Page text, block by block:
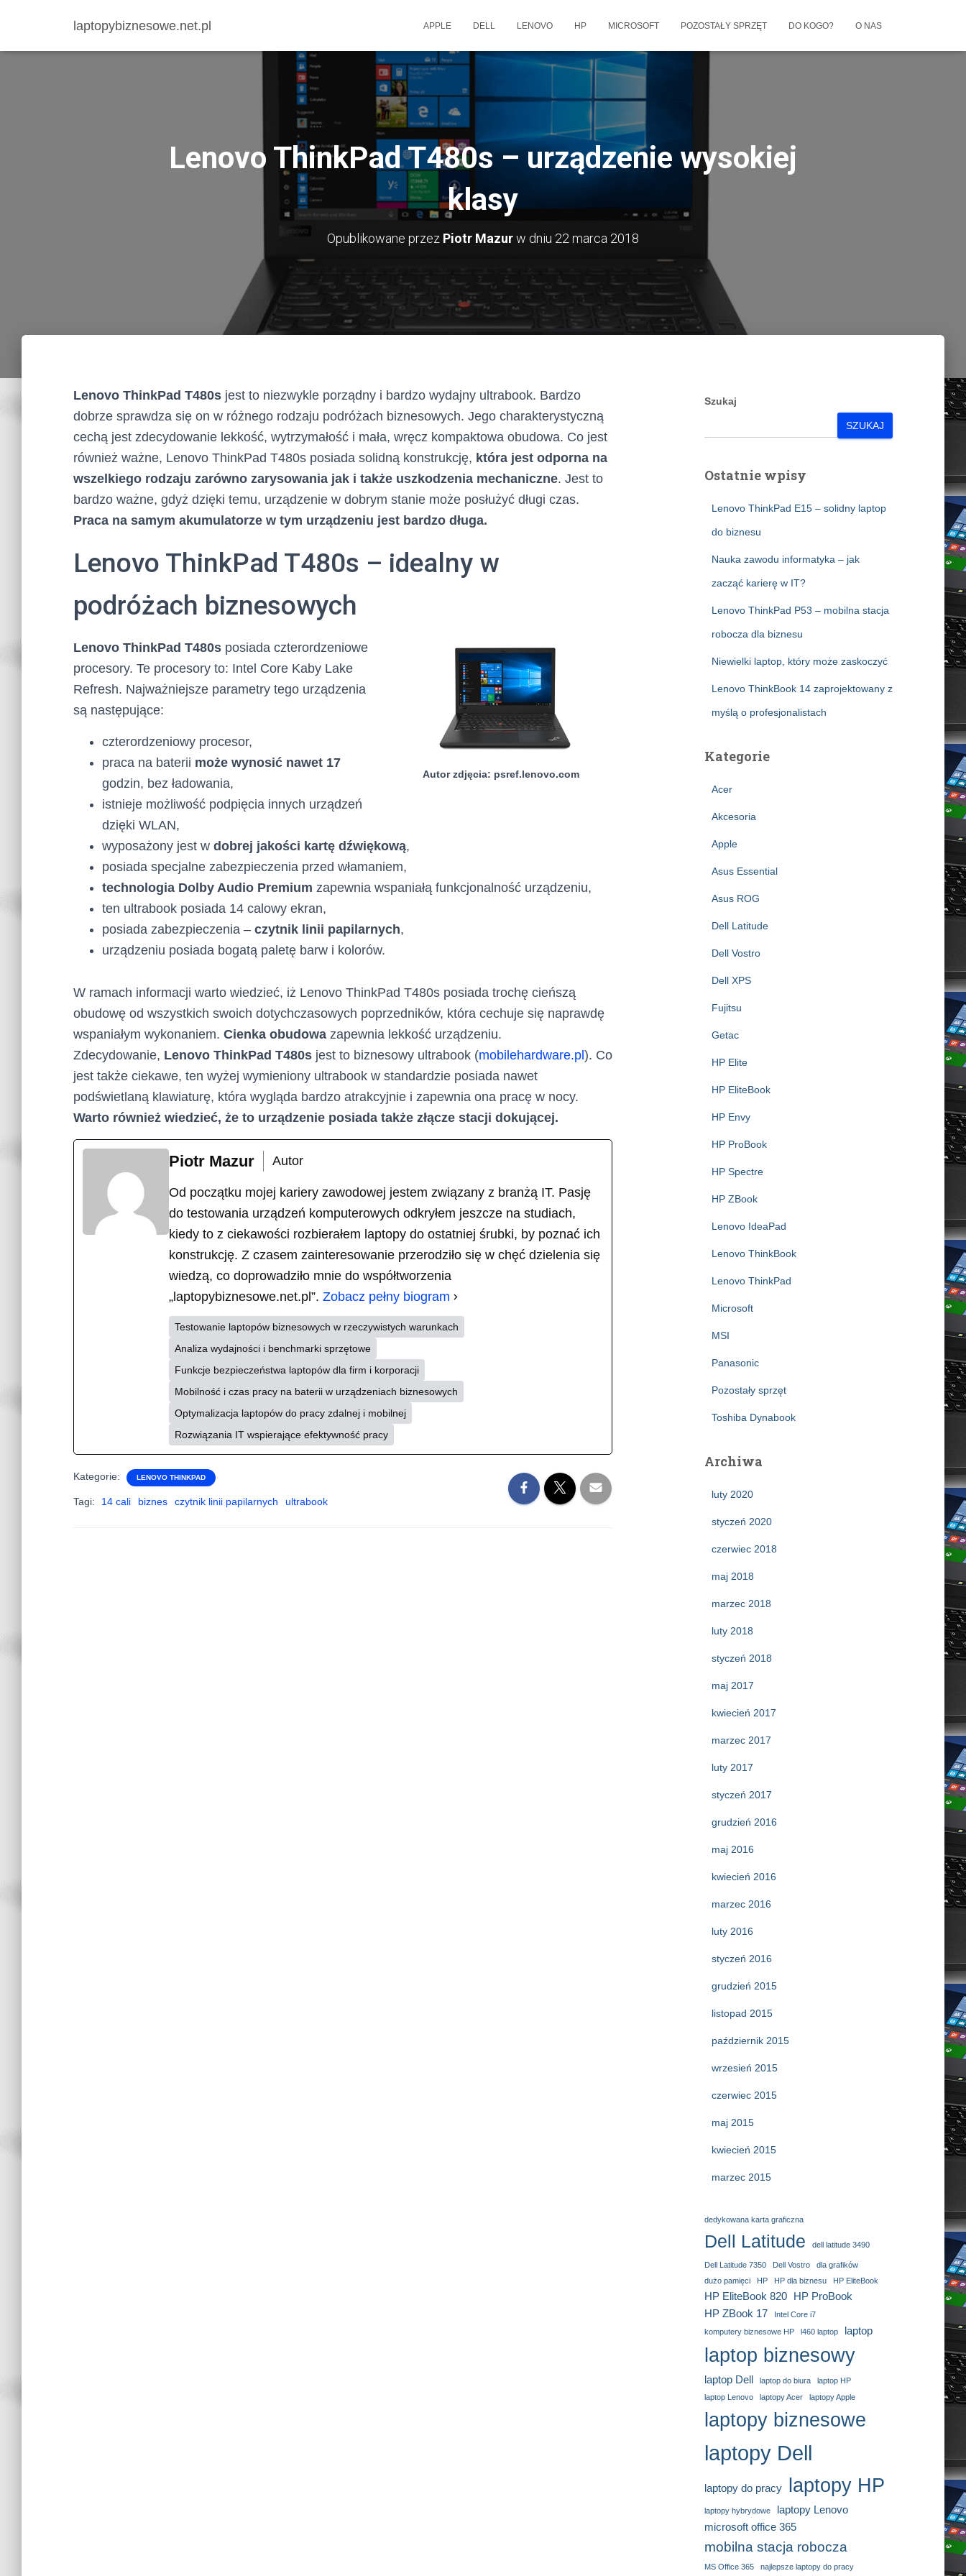
laptopybiznesowe.net.pl APPLE DELL LENOVO HP MICROSOFT POZOSTAŁY SPRZĘT DO KOGO? O NAS
Lenovo ThinkPad T480s – urządzenie wysokiej
klasy
Opublikowane przez Piotr Mazurw dniu 22 marca 2018
Lenovo ThinkPad T480s jest to niezwykle porządny i bardzo wydajny ultrabook. Bardzo
dobrze sprawdza się on w różnego rodzaju podróżach biznesowych. Jego charakterystyczną
cechą jest zdecydowanie lekkość, wytrzymałość i mała, wręcz kompaktowa obudowa. Co jest
również ważne, Lenovo ThinkPad T480s posiada solidną konstrukcję, która jest odporna na
wszelkiego rodzaju zarówno zarysowania jak i także uszkodzenia mechaniczne. Jest to
bardzo ważne, gdyż dzięki temu, urządzenie w dobrym stanie może posłużyć długi czas.
Praca na samym akumulatorze w tym urządzeniu jest bardzo długa.
Lenovo ThinkPad T480s – idealny w
podróżach biznesowych
Autor zdjęcia: psref.lenovo.com
Lenovo ThinkPad T480s posiada czterordzeniowe
procesory. Te procesory to: Intel Core Kaby Lake
Refresh. Najważniejsze parametry tego urządzenia
są następujące:
czterordzeniowy procesor,
praca na baterii może wynosić nawet 17
godzin, bez ładowania,
istnieje możliwość podpięcia innych urządzeń
dzięki WLAN,
wyposażony jest w dobrej jakości kartę dźwiękową,
posiada specjalne zabezpieczenia przed włamaniem,
technologia Dolby Audio Premium zapewnia wspaniałą funkcjonalność urządzeniu,
ten ultrabook posiada 14 calowy ekran,
posiada zabezpieczenia – czytnik linii papilarnych,
urządzeniu posiada bogatą paletę barw i kolorów.
W ramach informacji warto wiedzieć, iż Lenovo ThinkPad T480s posiada trochę cieńszą
obudowę od wszystkich swoich dotychczasowych poprzedników, która cechuje się naprawdę
wspaniałym wykonaniem. Cienka obudowa zapewnia lekkość urządzeniu.
Zdecydowanie, Lenovo ThinkPad T480s jest to biznesowy ultrabook (mobilehardware.pl ). Co
jest także ciekawe, ten wyżej wymieniony ultrabook w standardzie posiada nawet
podświetlaną klawiaturę, która wygląda bardzo atrakcyjnie i zapewnia ona pracę w nocy.
Warto również wiedzieć, że to urządzenie posiada także złącze stacji dokującej.
Piotr Mazur Autor
Od początku mojej kariery zawodowej jestem związany z branżą IT. Pasję
do testowania urządzeń komputerowych odkryłem jeszcze na studiach,
kiedy to z ciekawości rozbierałem laptopy do ostatniej śrubki, by poznać ich
konstrukcję. Z czasem zainteresowanie przerodziło się w chęć dzielenia się
wiedzą, co doprowadziło mnie do współtworzenia
„laptopybiznesowe.net.pl”. Zobacz pełny biogram
Testowanie laptopów biznesowych w rzeczywistych warunkach
Analiza wydajności i benchmarki sprzętowe
Funkcje bezpieczeństwa laptopów dla firm i korporacji
Mobilność i czas pracy na baterii w urządzeniach biznesowych
Optymalizacja laptopów do pracy zdalnej i mobilnej
Rozwiązania IT wspierające efektywność pracy
Kategorie: LENOVO THINKPAD
Tagi: 14 cali biznes czytnik linii papilarnych ultrabook
Szukaj
SZUKAJ
Ostatnie wpisy
Lenovo ThinkPad E15 – solidny laptop
do biznesu
Nauka zawodu informatyka – jak
zacząć karierę w IT?
Lenovo ThinkPad P53 – mobilna stacja
robocza dla biznesu
Niewielki laptop, który może zaskoczyć
Lenovo ThinkBook 14 zaprojektowany z
myślą o profesjonalistach
Kategorie
Acer
Akcesoria
Apple
Asus Essential
Asus ROG
Dell Latitude
Dell Vostro
Dell XPS
Fujitsu
Getac
HP Elite
HP EliteBook
HP Envy
HP ProBook
HP Spectre
HP ZBook
Lenovo IdeaPad
Lenovo ThinkBook
Lenovo ThinkPad
Microsoft
MSI
Panasonic
Pozostały sprzęt
Toshiba Dynabook
Archiwa
luty 2020
styczeń 2020
czerwiec 2018
maj 2018
marzec 2018
luty 2018
styczeń 2018
maj 2017
kwiecień 2017
marzec 2017
luty 2017
styczeń 2017
grudzień 2016
maj 2016
kwiecień 2016
marzec 2016
luty 2016
styczeń 2016
grudzień 2015
listopad 2015
październik 2015
wrzesień 2015
czerwiec 2015
maj 2015
kwiecień 2015
marzec 2015
dedykowana karta graficzna
Dell Latitude dell latitude 3490
Dell Latitude 7350 Dell Vostro
dla grafików
dużo pamięci
HP HP dla biznesu HP EliteBook
HP EliteBook 820
HP ProBook
HP ZBook 17
Intel Core i7
komputery biznesowe HP
l460 laptop laptop
laptop biznesowy
laptop Dell laptop do biura
laptop HP
laptop Lenovo
laptopy Acer laptopy Apple
laptopy biznesowe
laptopy Dell
laptopy do pracy laptopy HP
laptopy hybrydowe
laptopy Lenovo
microsoft office 365
mobilna stacja robocza
MS Office 365 najlepsze laptopy do pracy